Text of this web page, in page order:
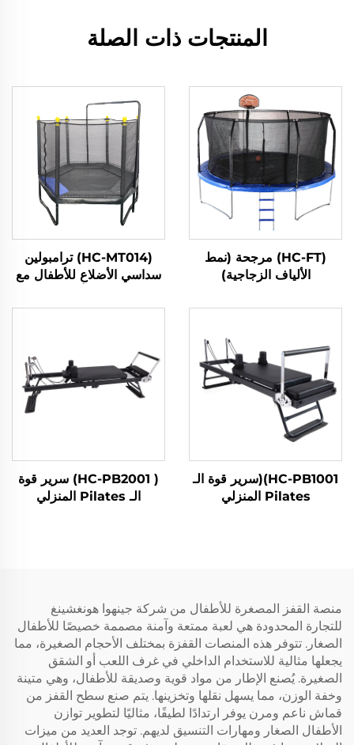
المنتجات ذات الصلة
(HC-FT) مرجحة (نمط
الألياف الزجاجية)
(HC-MT014) ترامبولين
سداسي الأضلاع للأطفال مع
HC-PB1001)(سرير قوة الـ
Pilates المنزلي
( HC-PB2001) سرير قوة
الـ Pilates المنزلي
منصة القفز المصغرة للأطفال من شركة جينهوا هونغشينغ
للتجارة المحدودة هي لعبة ممتعة وآمنة مصممة خصيصًا للأطفال
الصغار. تتوفر هذه المنصات القفزة بمختلف الأحجام الصغيرة، مما
يجعلها مثالية للاستخدام الداخلي في غرف اللعب أو الشقق
الصغيرة. يُصنع الإطار من مواد قوية وصديقة للأطفال، وهي متينة
وخفة الوزن، مما يسهل نقلها وتخزينها. يتم صنع سطح القفز من
قماش ناعم ومرن يوفر ارتدادًا لطيفًا، مثاليًا لتطوير توازن
الأطفال الصغار ومهارات التنسيق لديهم. توجد العديد من ميزات